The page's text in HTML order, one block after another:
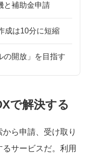
と補助金申請
成は10分に短縮
の開放」を目指す
で解決する
ら申請、受け取り
サービスだ。利用